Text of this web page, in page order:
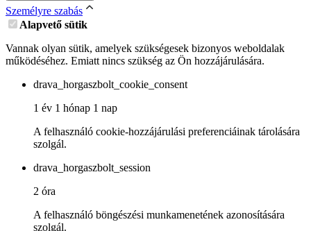
Személyre szabás
Alapvető sütik
Vannak olyan sütik, amelyek szükségesek bizonyos weboldalak
működéséhez. Emiatt nincs szükség az Ön hozzájárulására.
drava_horgaszbolt_cookie_consent
1 év 1 hónap 1 nap
A felhasználó cookie-hozzájárulási preferenciáinak tárolására
szolgál.
drava_horgaszbolt_session
2 óra
A felhasználó böngészési munkamenetének azonosítására
szolgál.